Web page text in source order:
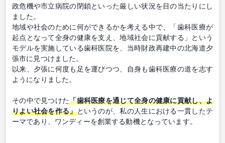
政危機や市立病院の閉鎖といった厳しい状況を目の当たりにし
ました。
地域や社会のために何ができるかを考える中で、「歯科医療が
起点となって全身の健康を支え、地域社会に貢献する」という
モデルを実施している歯科医院を、当時財政再建中の北海道夕
張市に見つけました。
以来、夕張に何度も足を運びつつ、自身も歯科医療の道を志す
ようになりました。
その中で見つけた「歯科医療を通じて全身の健康に貢献し、よ
りよい社会を作る」というのが、私の人生における一貫したテ
ーマであり、ワンディーを創業する動機となっています。